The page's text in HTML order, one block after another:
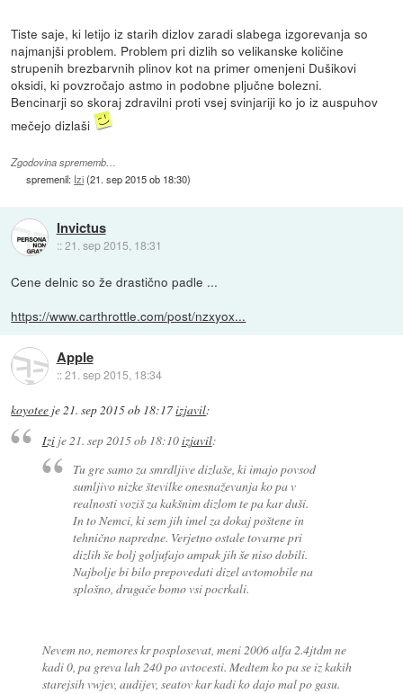
Tiste saje, ki letijo iz starih dizlov zaradi slabega izgorevanja so
najmanjši problem. Problem pri dizlih so velikanske količine
strupenih brezbarvnih plinov kot na primer omenjeni Dušikovi
oksidi, ki povzročajo astmo in podobne pljučne bolezni.
Bencinarji so skoraj zdravilni proti vsej svinjariji ko jo iz auspuhov
mečejo dizlaši
Zgodovina sprememb…
spremenil: Izi(21. sep 2015 ob 18:30)
Invictus
::21. sep 2015, 18:31
Cene delnic so že drastično padle ...
https://www.carthrottle.com/post/nzxyox...
Apple
::21. sep 2015, 18:34
koyotee je21. sep 2015 ob 18:17izjavil:
Izije 21. sep 2015 ob 18:10izjavil:
Tu gre samo za smrdljive dizlaše, ki imajo povsod
sumljivo nizke številke onesnaževanja ko pa v
realnosti voziš za kakšnim dizlom te pa kar duši.
In to Nemci, ki sem jih imel za dokaj poštene in
tehnično napredne. Verjetno ostale tovarne pri
dizlih še bolj goljufajo ampak jih še niso dobili.
Najbolje bi bilo prepovedati dizel avtomobile na
splošno, drugače bomo vsi pocrkali.
Nevem no, nemores kr posplosevat, meni 2006 alfa 2.4jtdm ne
kadi 0, pa greva lah 240 po avtocesti. Medtem ko pa se iz kakih
starejsih vwjev, audijev, seatov kar kadi ko dajo mal po gasu.